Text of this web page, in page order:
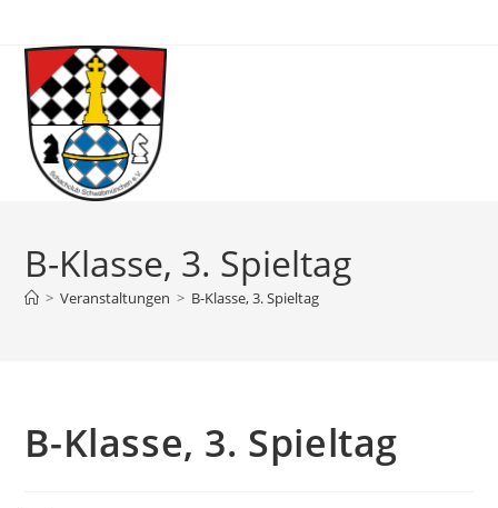
springen
B-Klasse, 3. Spieltag
> Veranstaltungen > B-Klasse, 3. Spieltag
B-Klasse, 3. Spieltag